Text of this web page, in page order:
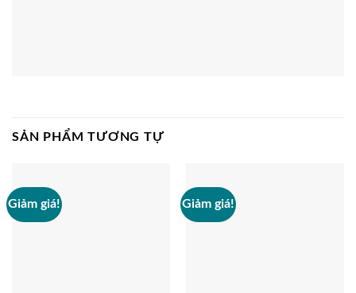
SẢN PHẨM TƯƠNG TỰ
Giảm giá! Giảm giá!